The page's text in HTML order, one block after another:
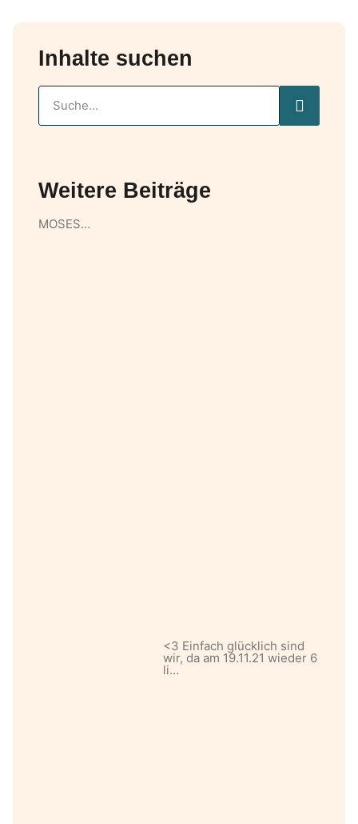
Inhalte suchen
Weitere Beiträge
MOSES…
<3 Einfach glücklich sind
wir, da am 19.11.21 wieder 6
li…